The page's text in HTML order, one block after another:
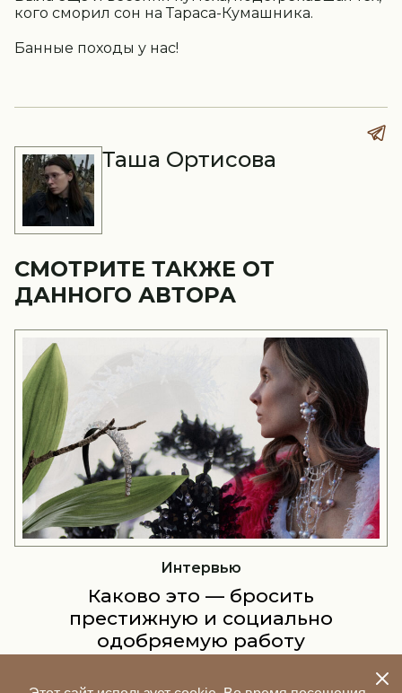
кого сморил сон на Тараса-Кумашника.
Банные походы у нас!
Таша Ортисова
СМОТРИТЕ ТАКЖЕ ОТ
ДАННОГО АВТОРА
Интервью
Каково это — бросить
престижную и социально
одобряемую работу
бренд украшений?